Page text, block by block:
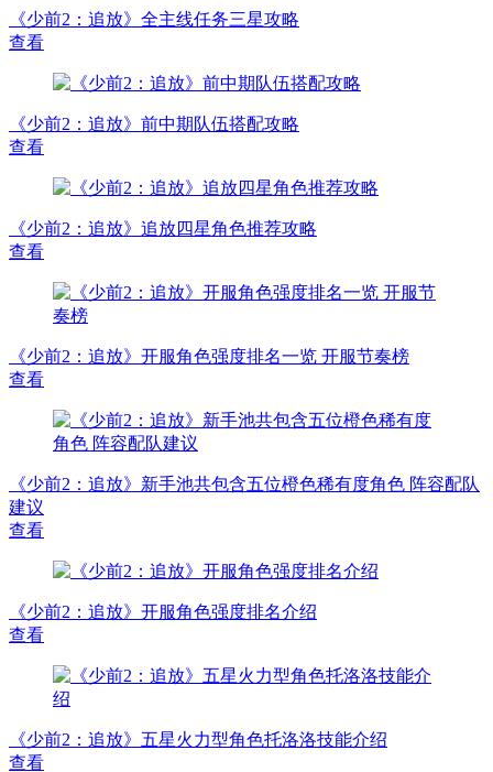
《少前2：追放》全主线任务三星攻略
查看
《少前2：追放》前中期队伍搭配攻略
查看
《少前2：追放》追放四星角色推荐攻略
查看
《少前2：追放》开服角色强度排名一览 开服节奏榜
查看
《少前2：追放》新手池共包含五位橙色稀有度角色 阵容配队
建议
查看
《少前2：追放》开服角色强度排名介绍
查看
《少前2：追放》五星火力型角色托洛洛技能介绍
查看